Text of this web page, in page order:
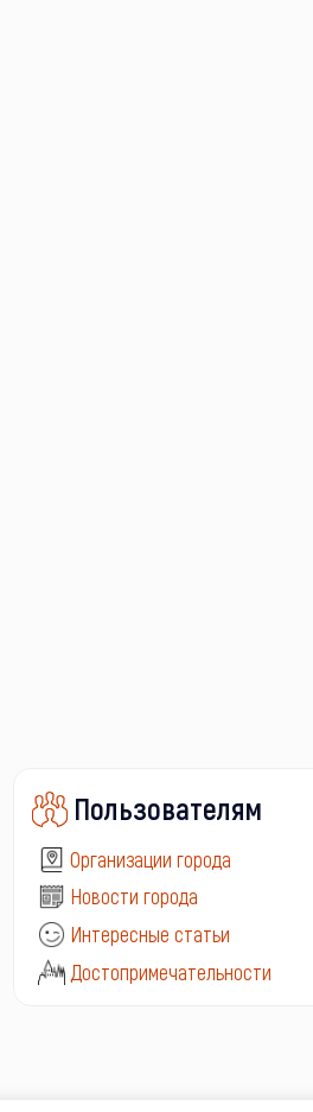
Пользователям
Организации города
Новости города
Интересные статьи
Достопримечательности